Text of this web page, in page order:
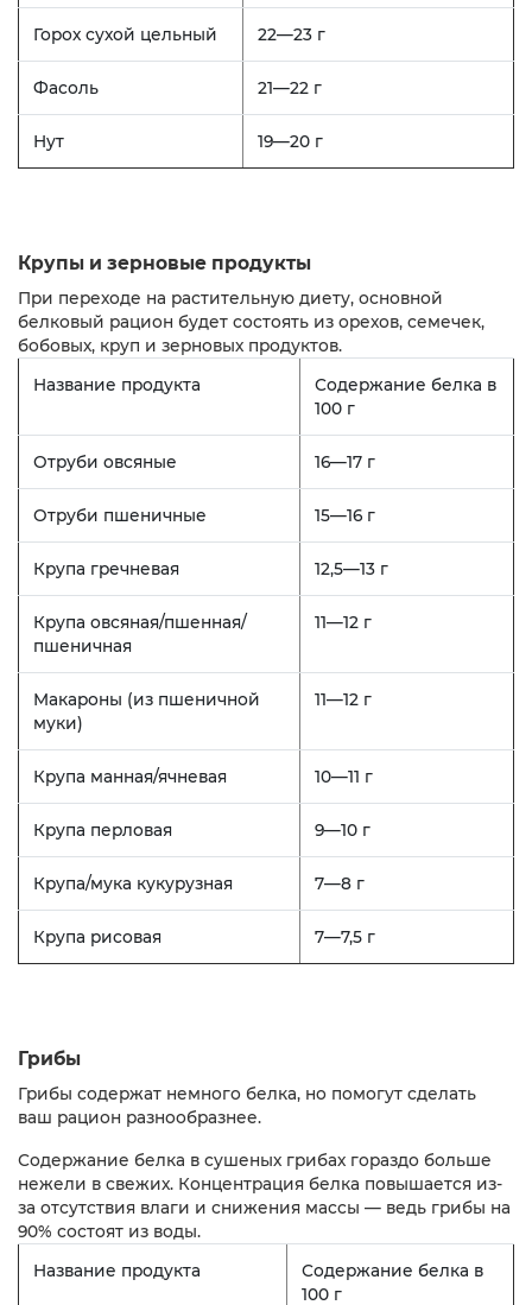
Горох сухой цельный 22—23 г
Фасоль 21—22 г
Нут 19—20 г
Крупы и зерновые продукты
При переходе на растительную диету, основной
белковый рацион будет состоять из орехов, семечек,
бобовых, круп и зерновых продуктов.
Название продукта
Содержание белка в
100 г
Отруби овсяные 16—17 г
Отруби пшеничные 15—16 г
Крупа гречневая 12,5—13 г
Крупа овсяная/пшенная/
пшеничная
11—12 г
Макароны (из пшеничной
муки)
11—12 г
Крупа манная/ячневая 10—11 г
Крупа перловая 9—10 г
Крупа/мука кукурузная 7—8 г
Крупа рисовая 7—7,5 г
Грибы
Грибы содержат немного белка, но помогут сделать
ваш рацион разнообразнее.
Содержание белка в сушеных грибах гораздо больше
нежели в свежих. Концентрация белка повышается из-
за отсутствия влаги и снижения массы — ведь грибы на
90% состоят из воды.
Название продукта
Содержание белка в
100 г